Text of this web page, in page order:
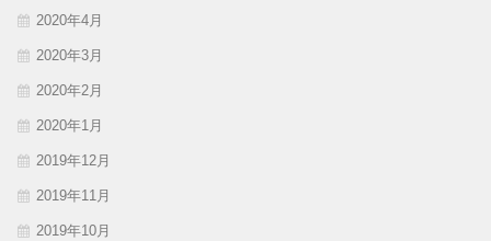
2020年4月
2020年3月
2020年2月
2020年1月
2019年12月
2019年11月
2019年10月